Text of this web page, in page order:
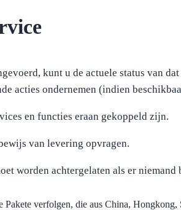
kunt u de actuele status van
acties ondernemen (indien
en functies eraan gekoppeld zijn.
van levering opvragen.
worden achtergelaten als er niemand
verfolgen, die aus China,